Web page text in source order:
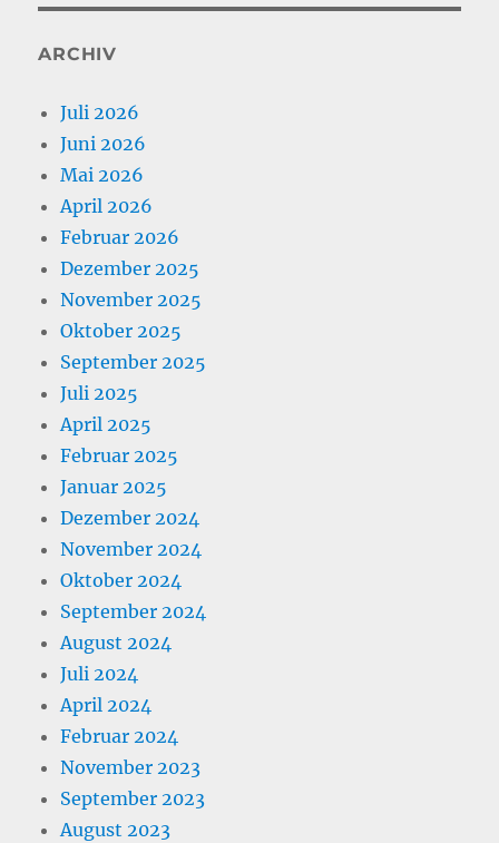
ARCHIV
Juli 2026
Juni 2026
Mai 2026
April 2026
Februar 2026
Dezember 2025
November 2025
Oktober 2025
September 2025
Juli 2025
April 2025
Februar 2025
Januar 2025
Dezember 2024
November 2024
Oktober 2024
September 2024
August 2024
Juli 2024
April 2024
Februar 2024
November 2023
September 2023
August 2023